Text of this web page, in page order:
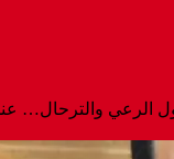
الرعي والترحال…